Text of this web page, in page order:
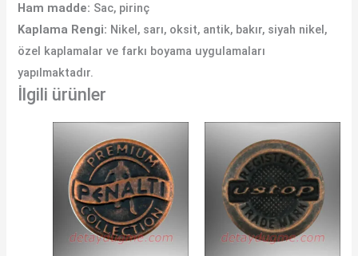
Ham madde: Sac, pirinç
Kaplama Rengi: Nikel, sarı, oksit, antik, bakır, siyah nikel,
özel kaplamalar ve farkı boyama uygulamaları
yapılmaktadır.
İlgili ürünler